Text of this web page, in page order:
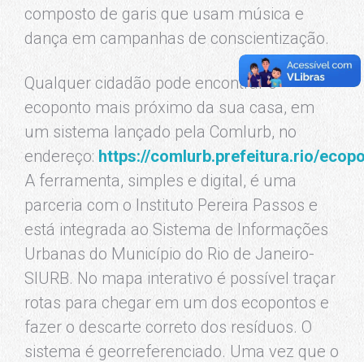
composto de garis que usam música e
dança em campanhas de conscientização.
Qualquer cidadão pode encontrar o
ecoponto mais próximo da sua casa, em
um sistema lançado pela Comlurb, no
endereço: https://comlurb.prefeitura.rio/
A ferramenta, simples e digital, é uma
parceria com o Instituto Pereira Passos e
está integrada ao Sistema de Informações
Urbanas do Município do Rio de Janeiro-
SIURB. No mapa interativo é possível traçar
rotas para chegar em um dos ecopontos e
fazer o descarte correto dos resíduos. O
sistema é georreferenciado. Uma vez que o